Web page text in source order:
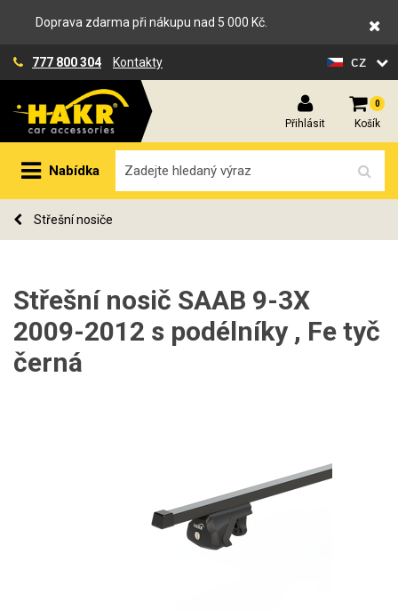
Doprava zdarma při nákupu nad 5 000 Kč.
777 800 304 Kontakty cz
Přihlásit
0
Košík
Nabídka
Střešní nosiče
Střešní nosič SAAB 9-3X
2009-2012 s podélníky , Fe tyč
černá